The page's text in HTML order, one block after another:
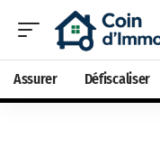
Assurer Défiscaliser